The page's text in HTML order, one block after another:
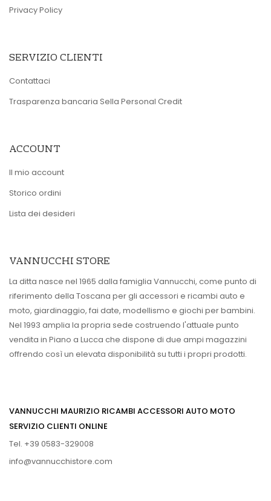
Privacy Policy
SERVIZIO CLIENTI
Contattaci
Trasparenza bancaria Sella Personal Credit
ACCOUNT
Il mio account
Storico ordini
Lista dei desideri
VANNUCCHI STORE
La ditta nasce nel 1965 dalla famiglia Vannucchi, come punto di
riferimento della Toscana per gli accessori e ricambi auto e
moto, giardinaggio, fai date, modellismo e giochi per bambini.
Nel 1993 amplia la propria sede costruendo l'attuale punto
vendita in Piano a Lucca che dispone di due ampi magazzini
offrendo così un elevata disponibilità su tutti i propri prodotti.
VANNUCCHI MAURIZIO RICAMBI ACCESSORI AUTO MOTO
SERVIZIO CLIENTI ONLINE
Tel. +39 0583-329008
info@vannucchistore.com